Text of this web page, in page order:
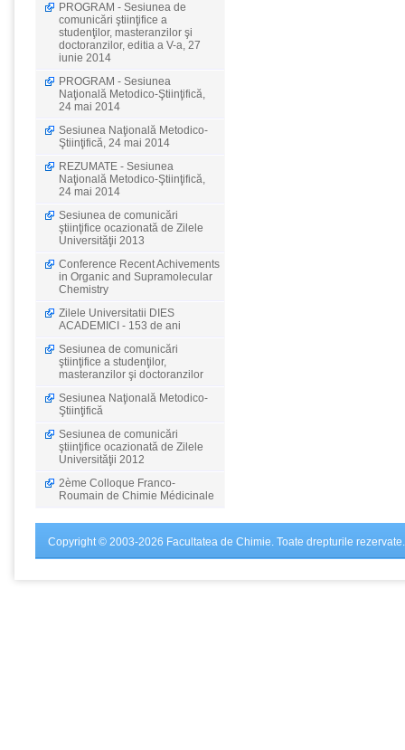
PROGRAM - Sesiunea de
comunicări ştiinţifice a
studenţilor, masteranzilor şi
doctoranzilor, editia a V-a, 27
iunie 2014
PROGRAM - Sesiunea
Naţională Metodico-Ştiinţifică,
24 mai 2014
Sesiunea Naţională Metodico-
Ştiinţifică, 24 mai 2014
REZUMATE - Sesiunea
Naţională Metodico-Ştiinţifică,
24 mai 2014
Sesiunea de comunicări
ştiinţifice ocazionată de Zilele
Universităţii 2013
Conference Recent Achivements
in Organic and Supramolecular
Chemistry
Zilele Universitatii DIES
ACADEMICI - 153 de ani
Sesiunea de comunicări
ştiinţifice a studenţilor,
masteranzilor şi doctoranzilor
Sesiunea Naţională Metodico-
Ştiinţifică
Sesiunea de comunicări
ştiinţifice ocazionată de Zilele
Universităţii 2012
2ème Colloque Franco-
Roumain de Chimie Médicinale
Copyright © 2003-2026 Facultatea de Chimie. Toate drepturile